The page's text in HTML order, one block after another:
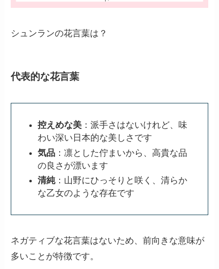
シュンランの花言葉は？
代表的な花言葉
控えめな美 ：派手さはないけれど、味
わい深い日本的な美しさです
気品 ：凛とした佇まいから、高貴な品
の良さが漂います
清純：山野にひっそりと咲く、清らか
な乙女のような存在です
ネガティブな花言葉はないため、前向きな意味が
多いことが特徴です。